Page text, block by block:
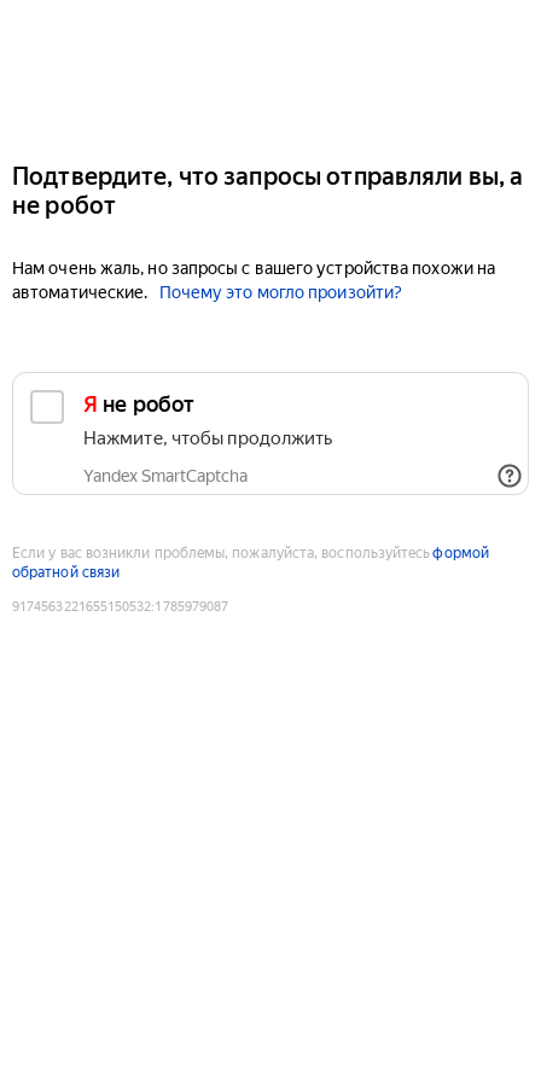
Подтвердите, что запросы отправляли вы, а
не робот
Нам очень жаль, но запросы с вашего устройства похожи на
автоматические.
Почему это могло произойти?
Я не робот
Нажмите, чтобы продолжить
Yandex SmartCaptcha
Если у вас возникли проблемы, пожалуйста, воспользуйтесьформой
обратной связи
9174563221655150532:1785979087